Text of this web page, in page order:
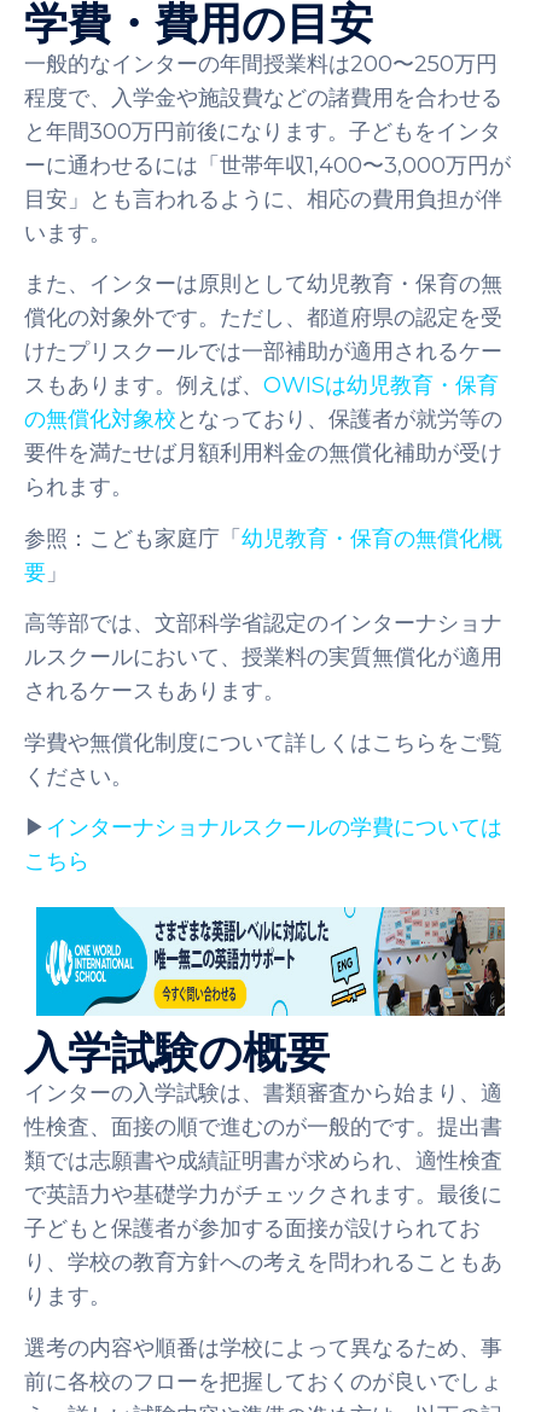
学費・費用の目安
一般的なインターの年間授業料は200〜250万円
程度で、入学金や施設費などの諸費用を合わせる
と年間300万円前後になります。子どもをインタ
ーに通わせるには「世帯年収1,400〜3,000万円が
目安」とも言われるように、相応の費用負担が伴
います。
また、インターは原則として幼児教育・保育の無
償化の対象外です。ただし、都道府県の認定を受
けたプリスクールでは一部補助が適用されるケー
スもあります。例えば、 OWISは幼児教育・保育
の無償化対象校となっており、保護者が就労等の
要件を満たせば月額利用料金の無償化補助が受け
られます。
参照：こども家庭庁「 幼児教育・保育の無償化概
要 」
高等部では、文部科学省認定のインターナショナ
ルスクールにおいて、授業料の実質無償化が適用
されるケースもあります。
学費や無償化制度について詳しくはこちらをご覧
ください。
▶ インターナショナルスクールの学費については
こちら
入学試験の概要
インターの入学試験は、書類審査から始まり、適
性検査、面接の順で進むのが一般的です。提出書
類では志願書や成績証明書が求められ、適性検査
で英語力や基礎学力がチェックされます。最後に
子どもと保護者が参加する面接が設けられてお
り、学校の教育方針への考えを問われることもあ
ります。
選考の内容や順番は学校によって異なるため、事
前に各校のフローを把握しておくのが良いでしょ